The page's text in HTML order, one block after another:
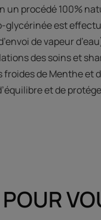
un procédé 100%
glycérinée est
de vapeur
des soins et
de Menthe et
et de